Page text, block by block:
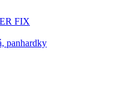
FIX
panhardky